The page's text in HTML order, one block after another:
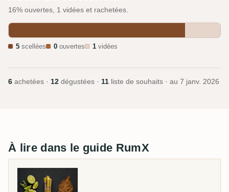
16% ouvertes, 1 vidées et rachetées.
5 scellées 0 ouvertes 1 vidées
6 achetées · 12 dégustées · 11 liste de souhaits · au 7 janv. 2026
À lire dans le guide RumX